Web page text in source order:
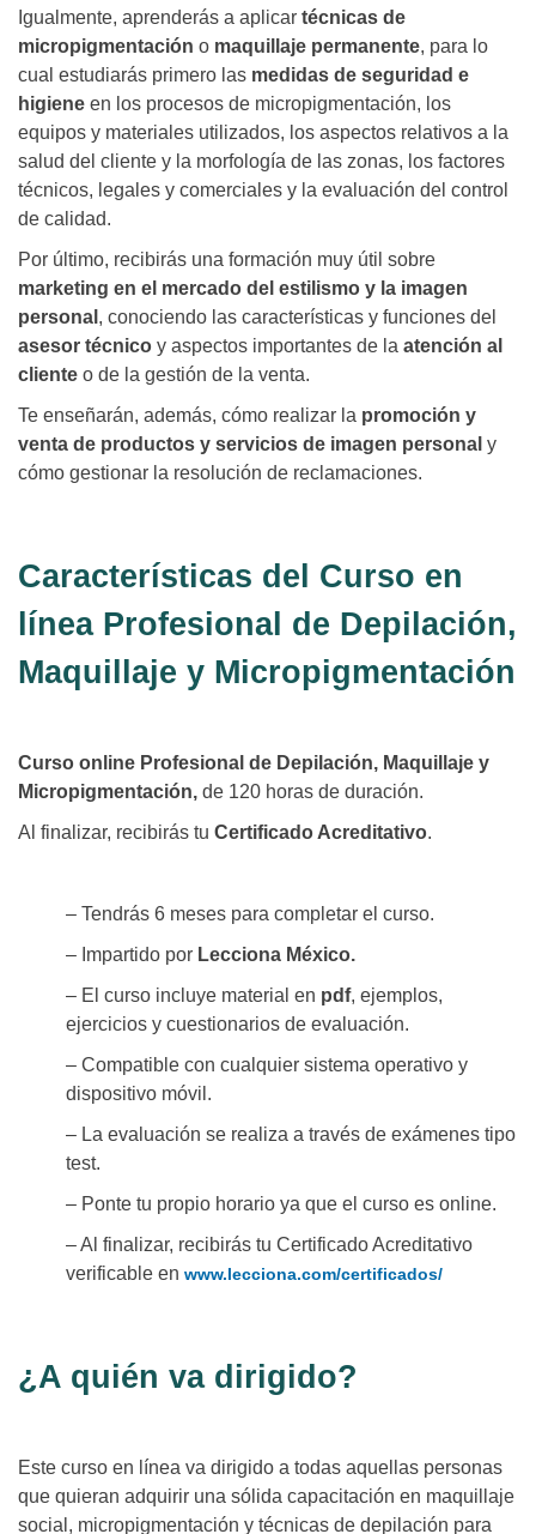
Igualmente, aprenderás a aplicar técnicas de
micropigmentación o maquillaje permanente, para lo
cual estudiarás primero las medidas de seguridad e
higiene en los procesos de micropigmentación, los
equipos y materiales utilizados, los aspectos relativos a la
salud del cliente y la morfología de las zonas, los factores
técnicos, legales y comerciales y la evaluación del control
de calidad.
Por último, recibirás una formación muy útil sobre
marketing en el mercado del estilismo y la imagen
personal , conociendo las características y funciones del
asesor técnico y aspectos importantes de la atención al
cliente o de la gestión de la venta.
Te enseñarán, además, cómo realizar la promoción y
venta de productos y servicios de imagen personal y
cómo gestionar la resolución de reclamaciones.
Características del Curso en
línea Profesional de Depilación,
Maquillaje y Micropigmentación
Curso online Profesional de Depilación, Maquillaje y
Micropigmentación, de 120 horas de duración.
Al finalizar, recibirás tu Certificado Acreditativo.
– Tendrás 6 meses para completar el curso.
– Impartido por Lecciona México.
– El curso incluye material en pdf, ejemplos,
ejercicios y cuestionarios de evaluación.
– Compatible con cualquier sistema operativo y
dispositivo móvil.
– La evaluación se realiza a través de exámenes tipo
test.
– Ponte tu propio horario ya que el curso es online.
– Al finalizar, recibirás tu Certificado Acreditativo
verificable en www.lecciona.com/certificados/
¿A quién va dirigido?
Este curso en línea va dirigido a todas aquellas personas
que quieran adquirir una sólida capacitación en maquillaje
social, micropigmentación y técnicas de depilación para